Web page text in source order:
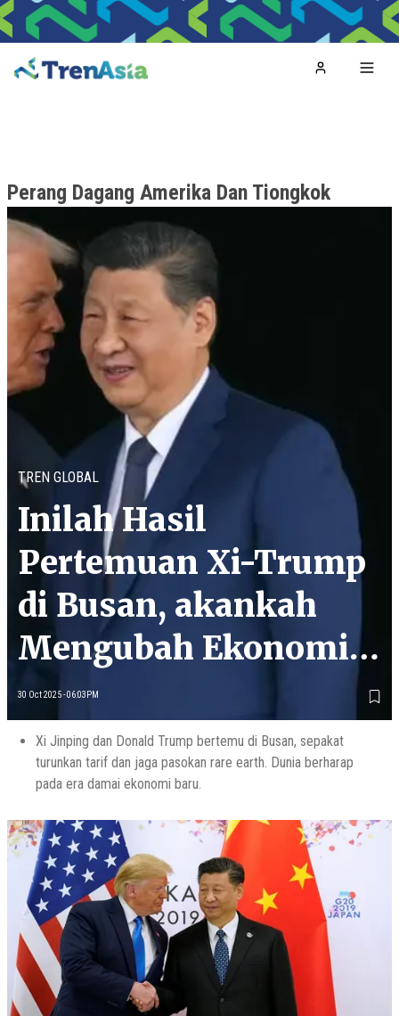
Home
Perang Dagang Amerika Dan Tiongkok
TREN GLOBAL
Inilah Hasil
Pertemuan Xi-Trump
di Busan, akankah
Mengubah Ekonomi
Dunia?
30 Oct 2025 - 06:03PM
Xi Jinping dan Donald Trump bertemu di Busan, sepakat
turunkan tarif dan jaga pasokan rare earth. Dunia berharap
pada era damai ekonomi baru.